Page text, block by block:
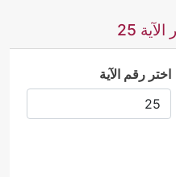
25
اختر رقم الآية